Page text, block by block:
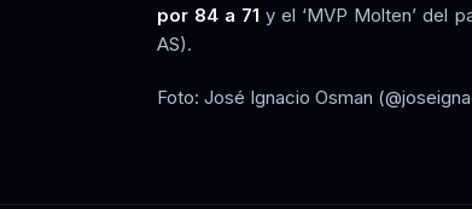
por 84 a 71 y el ‘MVP Molten’ del
AS).
Foto: José Ignacio Osman